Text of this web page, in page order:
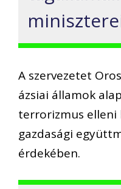
A szervezetet
ázsiai államok
terrorizmus elleni
gazdasági
érdekében.